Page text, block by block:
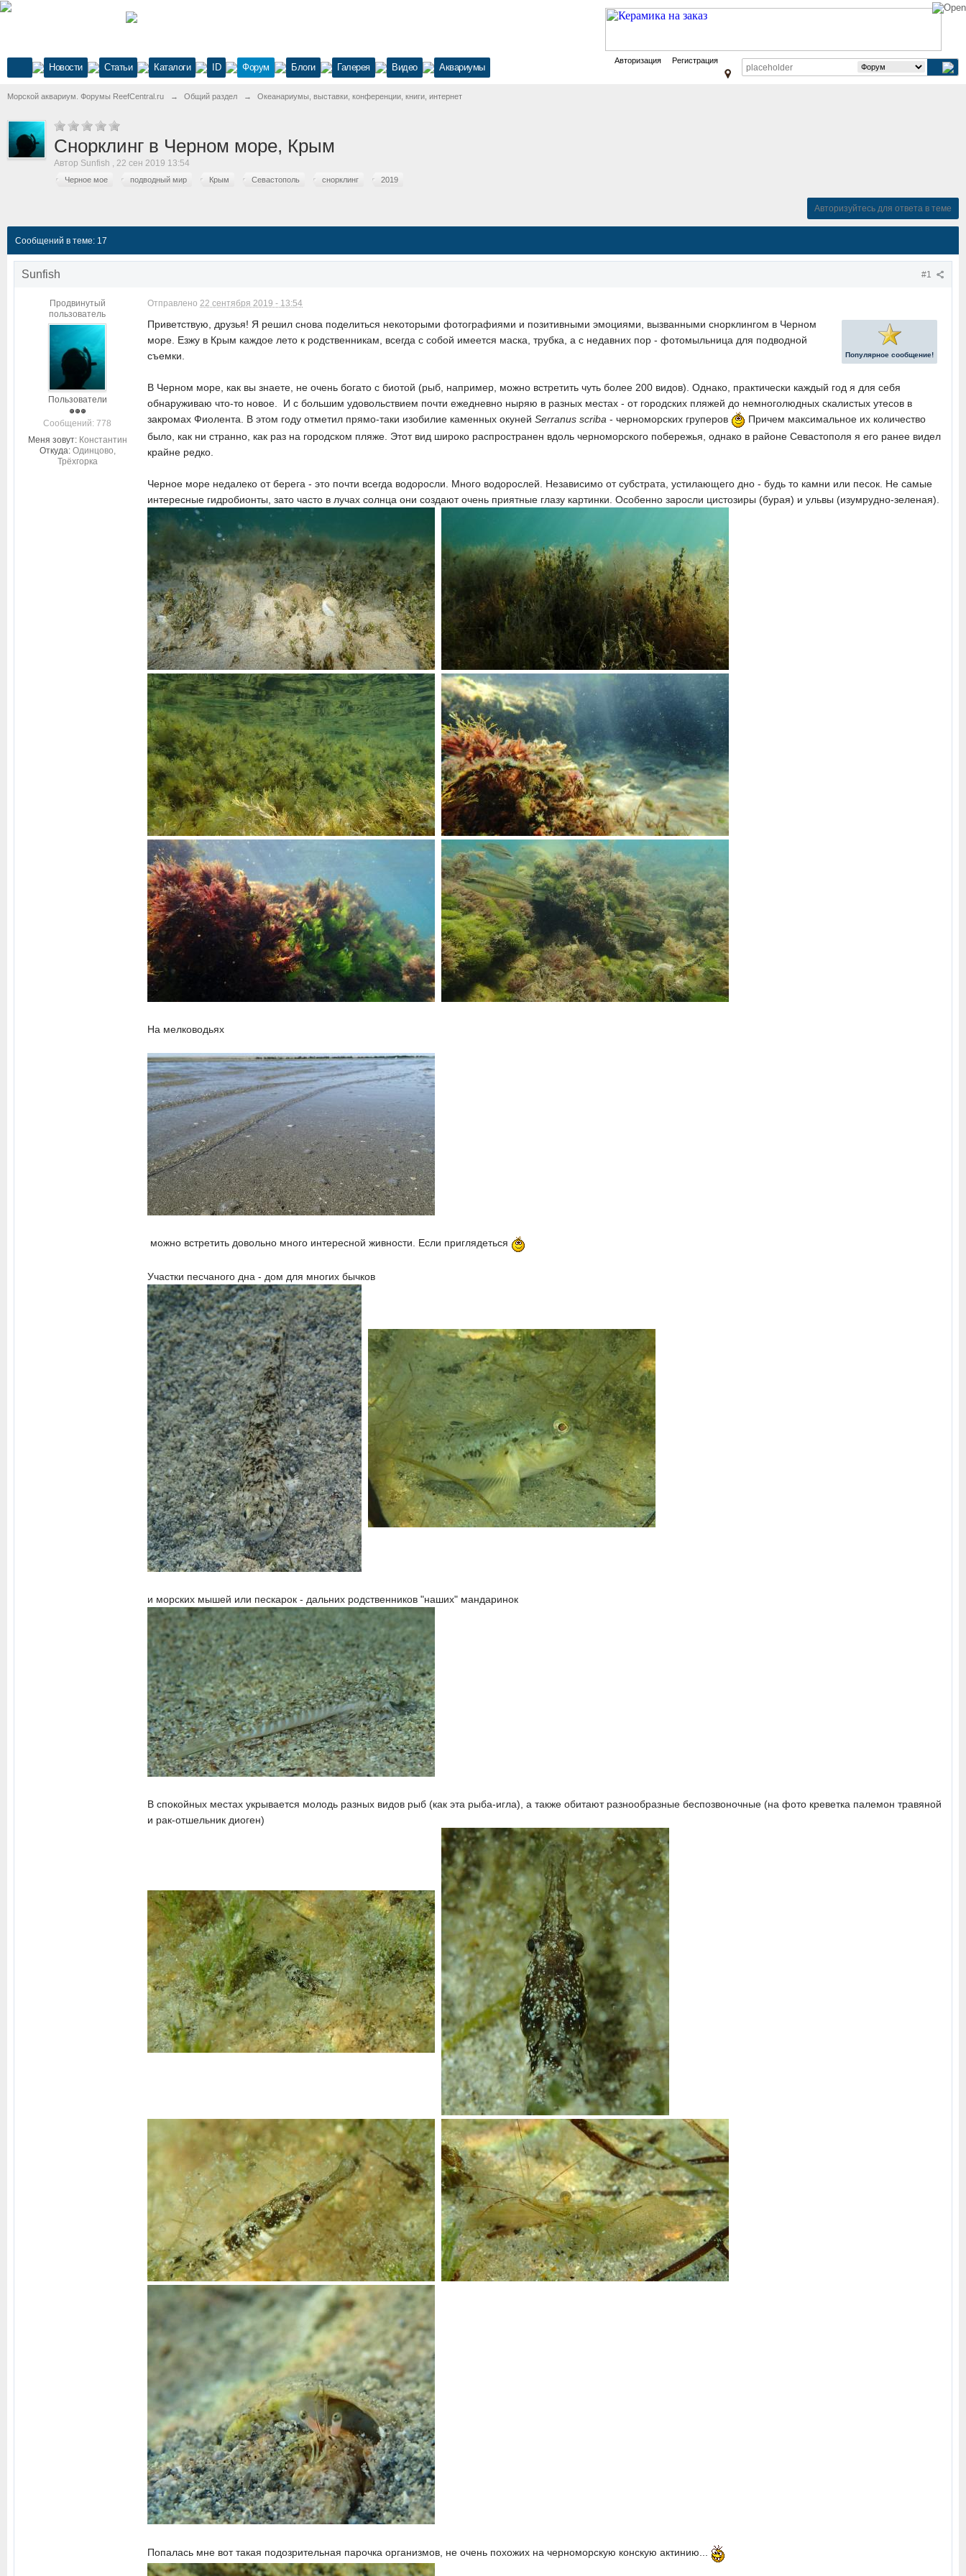
Новости Статьи Каталоги ID Форум Блоги Галерея Видео Аквариумы
Авторизация Регистрация
Морской аквариум. Форумы ReefCentral.ru → Общий раздел → Океанариумы, выставки, конференции, книги, интернет
Снорклинг в Черном море, Крым
Автор Sunfish , 22 сен 2019 13:54
Черное мое подводный мир Крым Севастополь снорклинг 2019
Авторизуйтесь для ответа в теме
Сообщений в теме: 17
#1
Sunfish
Продвинутый
пользователь
Пользователи
Cообщений: 778
Меня зовут: Константин
Откуда: Одинцово,
Трёхгорка
Отправлено 22 сентября 2019 - 13:54
Популярное сообщение!
Приветствую, друзья! Я решил снова поделиться некоторыми фотографиями и позитивными эмоциями, вызванными снорклингом в Черном
море. Езжу в Крым каждое лето к родственникам, всегда с собой имеется маска, трубка, а с недавних пор - фотомыльница для подводной
съемки.
В Черном море, как вы знаете, не очень богато с биотой (рыб, например, можно встретить чуть более 200 видов). Однако, практически каждый год я для себя
обнаруживаю что-то новое. И с большим удовольствием почти ежедневно ныряю в разных местах - от городских пляжей до немноголюдных скалистых утесов в
закромах Фиолента. В этом году отметил прямо-таки изобилие каменных окуней Serranus scriba - черноморских груперов
Причем максимальное их количество
было, как ни странно, как раз на городском пляже. Этот вид широко распространен вдоль черноморского побережья, однако в районе Севастополя я его ранее видел
крайне редко.
Черное море недалеко от берега - это почти всегда водоросли. Много водорослей. Независимо от субстрата, устилающего дно - будь то камни или песок. Не самые
интересные гидробионты, зато часто в лучах солнца они создают очень приятные глазу картинки. Особенно заросли цистозиры (бурая) и ульвы (изумрудно-зеленая).
На мелководьях
можно встретить довольно много интересной живности. Если приглядеться
Участки песчаного дна - дом для многих бычков
и морских мышей или пескарок - дальних родственников "наших" мандаринок
В спокойных местах укрывается молодь разных видов рыб (как эта рыба-игла), а также обитают разнообразные беспозвоночные (на фото креветка палемон травяной
и рак-отшельник диоген)
Попалась мне вот такая подозрительная парочка организмов, не очень похожих на черноморскую конскую актинию...